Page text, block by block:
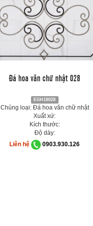
Đá hoa văn chữ nhật 028
EGH18028
Chủng loại: Đá hoa văn chữ nhật
Xuất xứ:
Kích thước:
Độ dày:
Liên hệ
0903.930.126